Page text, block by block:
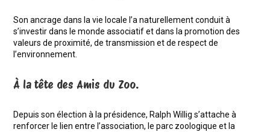
Son ancrage dans la vie locale l’a naturellement conduit à
s’investir dans le monde associatif et dans la promotion des
valeurs de proximité, de transmission et de respect de
l’environnement.
À la tête des Amis du Zoo.
Depuis son élection à la présidence, Ralph Willig s’attache à
renforcer le lien entre l’association, le parc zoologique et la